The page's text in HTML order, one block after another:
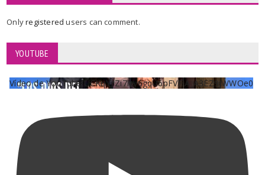
Onlyregisteredusers can comment.
YOUTUBE
Vídeo de YouTube UCKqYjiZi7lzy6gqU6pFVFiA_A3EZ9JWWOe0